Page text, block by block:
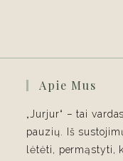
Apie Mus
„Jurjur“ – tai
pauzių. Iš
lėtėti, permąstyti,